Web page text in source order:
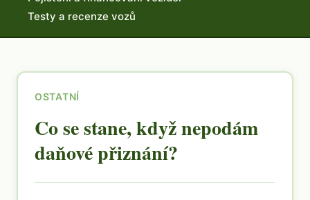
Testy a recenze vozů
OSTATNÍ
Co se stane, když nepodám
daňové přiznání?